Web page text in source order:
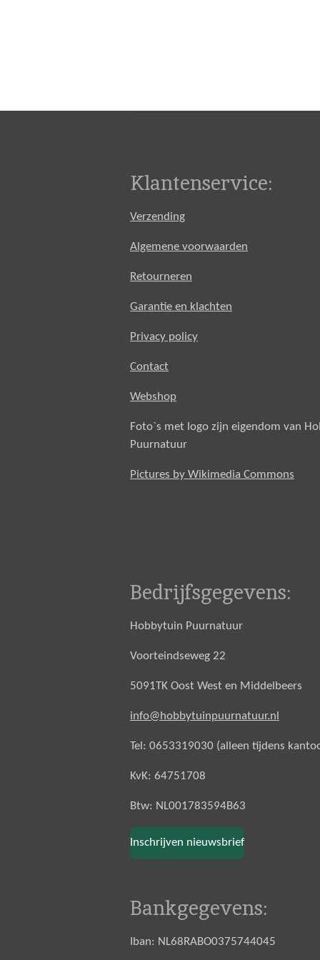
Klantenservice:
Verzending
Algemene voorwaarden
Retourneren
Garantie en klachten
Privacy policy
Contact
Webshop
Foto`s met logo zijn eigendom van
Puurnatuur
Pictures by Wikimedia Commons
Bedrijfsgegevens:
Hobbytuin Puurnatuur
Voorteindseweg 22
5091TK Oost West en Middelbeers
info@hobbytuinpuurnatuur.nl
Tel: 0653319030 (alleen tijdens
KvK: 64751708
Btw: NL001783594B63
Inschrijven nieuwsbrief
Bankgegevens:
Iban: NL68RABO0375744045